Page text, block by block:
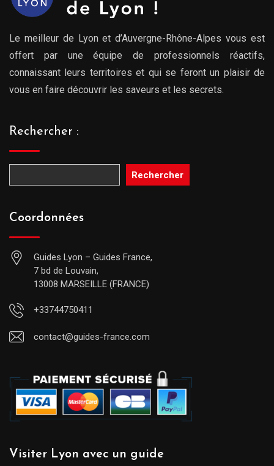
Le meilleur de Lyon et d’Auvergne-Rhône-Alpes vous est
offert par une équipe de professionnels réactifs,
connaissant leurs territoires et qui se feront un plaisir de
vous en faire découvrir les saveurs et les secrets.
Rechercher :
Rechercher
Coordonnées
Guides Lyon – Guides France,
7 bd de Louvain,
13008 MARSEILLE (FRANCE)
+33744750411
contact@guides-france.com
Visiter Lyon avec un guide